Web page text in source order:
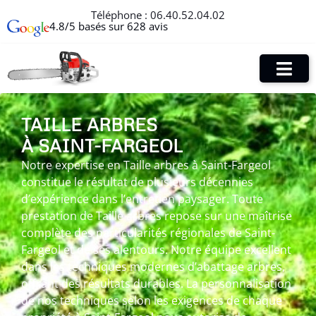
Téléphone : 06.40.52.04.02
4.8/5 basés sur 628 avis
TAILLE ARBRES
À SAINT-FARGEOL
Notre expertise en Taille arbres à Saint-Fargeol
constitue le résultat de plusieurs décennies
d’expérience dans l’entretien paysager. Toute
prestation de Taille arbres repose sur une maîtrise
complète des particularités régionales de Saint-
Fargeol et de ses alentours. Notre équipe excellent
dans les techniques modernes d’abattage arbres,
offrant des résultats durables. La personnalisation
de nos techniques selon les exigences de chaque